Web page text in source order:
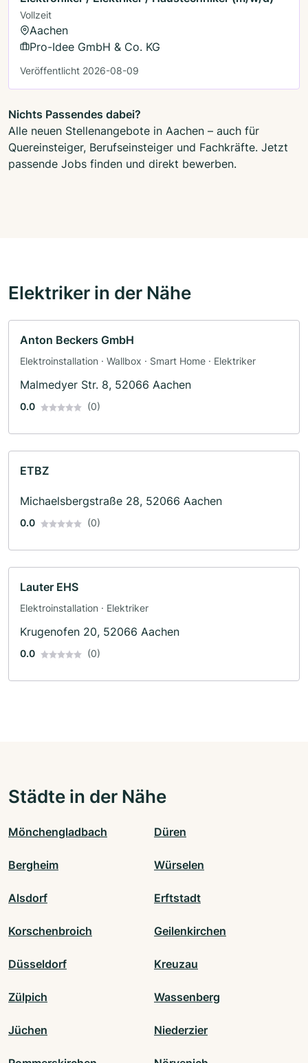
Vollzeit
Aachen
Pro-Idee GmbH & Co. KG
Veröffentlicht 2026-08-09
Nichts Passendes dabei?
Alle neuen Stellenangebote in Aachen – auch für
Quereinsteiger, Berufseinsteiger und Fachkräfte. Jetzt
passende Jobs finden und direkt bewerben.
Elektriker in der Nähe
Anton Beckers GmbH
Elektroinstallation · Wallbox · Smart Home · Elektriker
Malmedyer Str. 8, 52066 Aachen
0.0 (0)
ETBZ
Michaelsbergstraße 28, 52066 Aachen
0.0 (0)
Lauter EHS
Elektroinstallation · Elektriker
Krugenofen 20, 52066 Aachen
0.0 (0)
Städte in der Nähe
Mönchengladbach Düren
Bergheim Würselen
Alsdorf Erftstadt
Korschenbroich Geilenkirchen
Düsseldorf Kreuzau
Zülpich Wassenberg
Jüchen Niederzier